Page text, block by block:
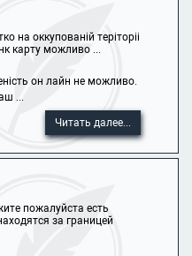
на оккупованій теріторіі
карту можливо ...
он лайн не можливо.
...
Читать далее...
пожалуйста есть
за границей